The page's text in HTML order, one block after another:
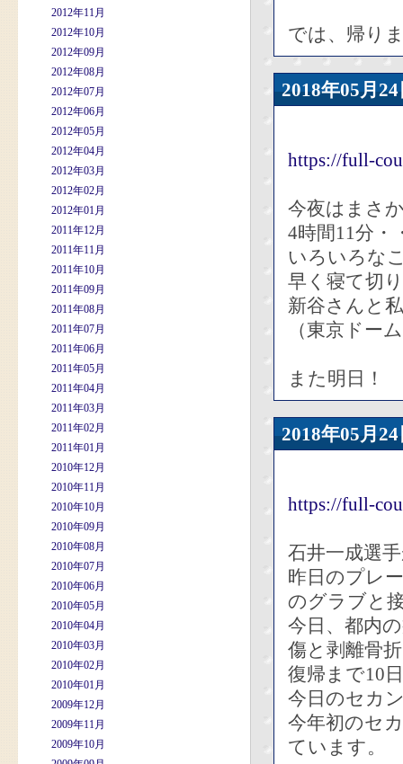
2012年11月
2012年10月
2012年09月
2012年08月
2012年07月
2012年06月
2012年05月
2012年04月
2012年03月
2012年02月
2012年01月
2011年12月
2011年11月
2011年10月
2011年09月
2011年08月
2011年07月
2011年06月
2011年05月
2011年04月
2011年03月
2011年02月
2011年01月
2010年12月
2010年11月
2010年10月
2010年09月
2010年08月
2010年07月
2010年06月
2010年05月
2010年04月
2010年03月
2010年02月
2010年01月
2009年12月
2009年11月
2009年10月
では、帰り
2018年05
https://full-
今夜はまさ
4時間11分・
いろいろな
早く寝て切
新谷さんと
（東京ドー
また明日！
2018年05
https://full-
石井一成選
昨日のプレ
のグラブと
今日、都内
傷と剥離骨
復帰まで10
今日のセカ
今年初のセ
ています。